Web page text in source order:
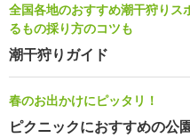
全国各地のおすすめ潮干狩りス
るもの採り方のコツも
潮干狩りガイド
春のお出かけにピッタリ！
ピクニックにおすすめの公